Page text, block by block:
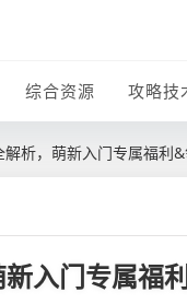
综合资源 攻略技
析，萌新入门专属福利
入门专属福